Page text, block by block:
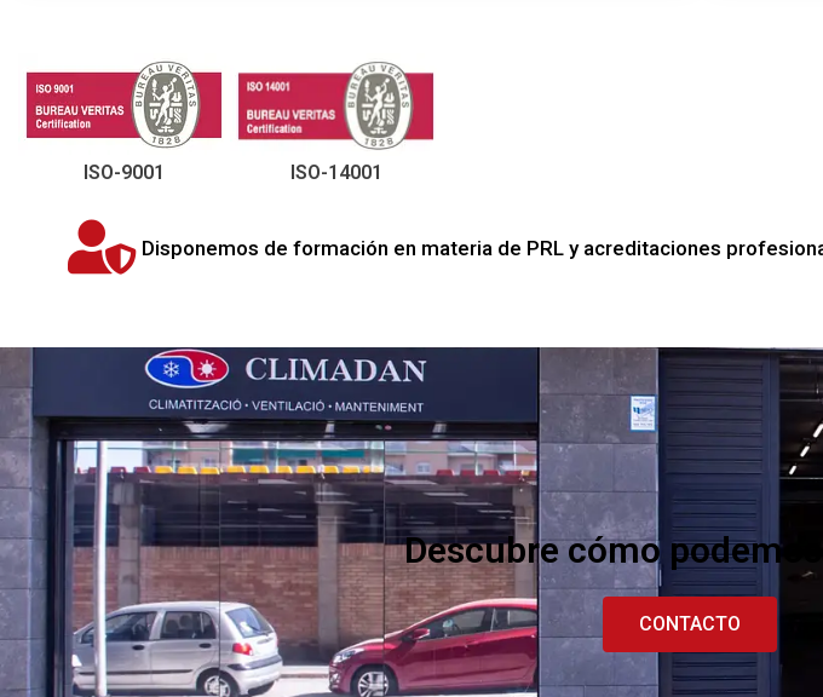
ISO-9001 ISO-14001
Disponemos de formación en materia de PRL y acreditaciones
Descubre cómo
CONTACTO